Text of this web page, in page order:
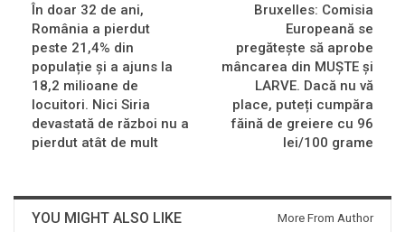
În doar 32 de ani,
România a pierdut
peste 21,4% din
populație și a ajuns la
18,2 milioane de
locuitori. Nici Siria
devastată de război nu a
pierdut atât de mult
Bruxelles: Comisia
Europeană se
pregătește să aprobe
mâncarea din MUȘTE și
LARVE. Dacă nu vă
place, puteți cumpăra
făină de greiere cu 96
lei/100 grame
YOU MIGHT ALSO LIKE More From Author